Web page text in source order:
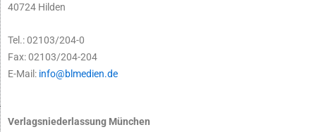
40724 Hilden
Tel.: 02103/204-0
Fax: 02103/204-204
E-Mail: info@blmedien.de
Verlagsniederlassung München